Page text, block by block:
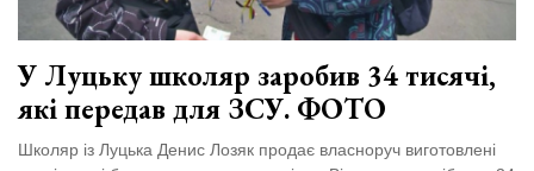
У Луцьку школяр заробив 34 тисячі,
які передав для ЗСУ. ФОТО
Школяр із Луцька Денис Лозяк продає власноруч виготовлені